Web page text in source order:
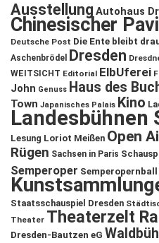
Ausstellung Autohaus
Chinesischer
Deutsche Post Die Ente bleibt
Aschenbrödel
Dresden
WEITSICHT Editorial ElbUferei
John Genuss Haus des
Town Japanisches Palais Kino
Landesbühnen
Lesung Loriot Meißen Open
Rügen Sachsen in Paris
Semperoper Semperopernball
Staatsschauspiel Dresden
Theater Theaterzelt
Dresden-Bautzen eG